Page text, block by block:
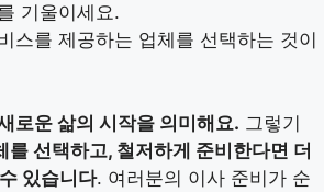
기울이세요.
스를 제공하는 업체를 선택하는 것이
로운 삶의 시작을 의미해요. 그렇기
를 선택하고, 철저하게 준비한다면 더
있습니다. 여러분의 이사 준비가 순